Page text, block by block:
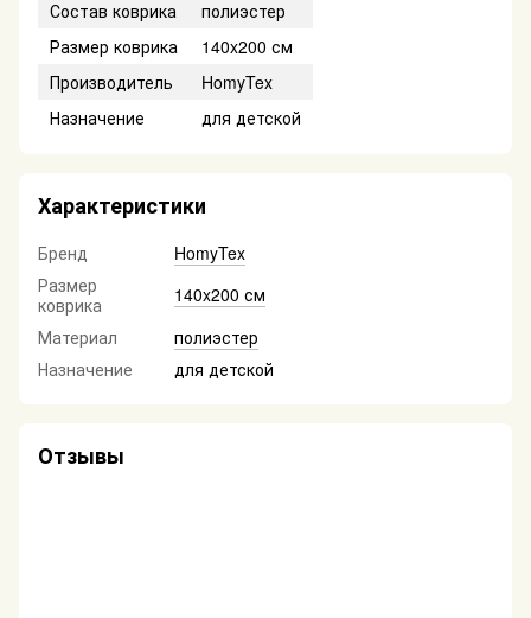
Состав коврика
полиэстер
Размер коврика
140x200 см
Производитель
HomyTex
Назначение
для детской
Характеристики
Бренд
HomyTex
Размер
коврика
140x200 см
Материал
полиэстер
Назначение
для детской
Отзывы